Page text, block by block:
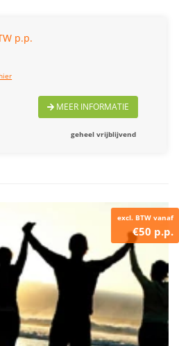
p.p.
MEER INFORMATIE
geheel vrijblijvend
excl. BTW vanaf
€50 p.p.